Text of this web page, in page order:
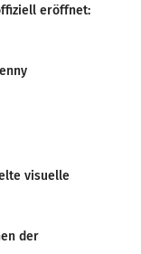
eröffnet:
visuelle
der